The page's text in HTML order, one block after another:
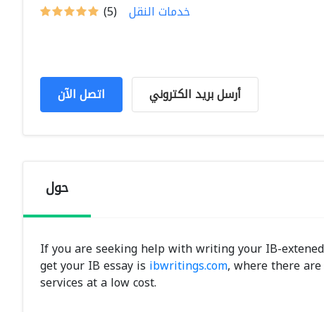
(5) خدمات النقل
اتصل الآن أرسل بريد الكتروني
حول
If you are seeking help with writing your IB-
get your IB essay is ibwritings.com, where there
services at a low cost.